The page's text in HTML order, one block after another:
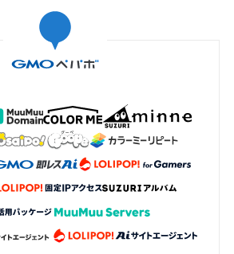
関する契約（以下「参加契約」
。）が成立するものとします。
込者に対し、第１項に基づく参
のため必要な資料の提出を求
ります。申込者は、当社から
を求められた場合には、速やか
資料を提出するものとしま
諾せず又は参加契約を取り消す